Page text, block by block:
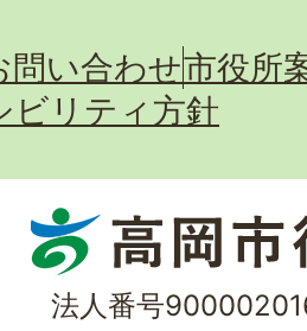
問い合わせ市役所
ビリティ方針
法人番号